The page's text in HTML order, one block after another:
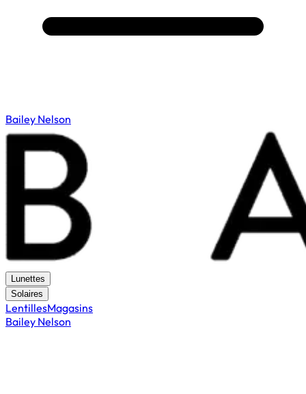
Bailey Nelson
Lunettes
Solaires
LentillesMagasins
Bailey Nelson